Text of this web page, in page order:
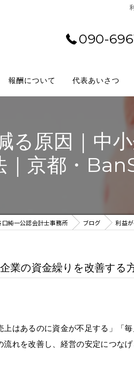
090-
報酬について 代表あいさつ
る原因｜中
｜京都・
純一公認会計士事務所 ブログ 利益
業の資金繰りを改善する
はあるのに資金が不足する」「
れを改善し、経営の安定につな